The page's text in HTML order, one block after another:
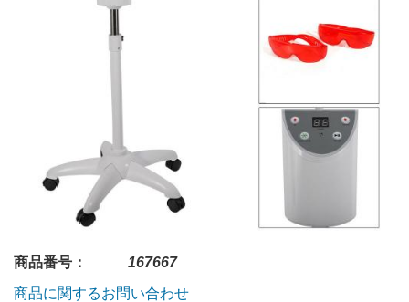
商品番号：
167667
商品に関するお問い合わせ